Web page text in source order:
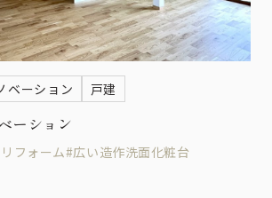
ベーション 戸建
ーション
フォーム#広い造作洗面化粧台